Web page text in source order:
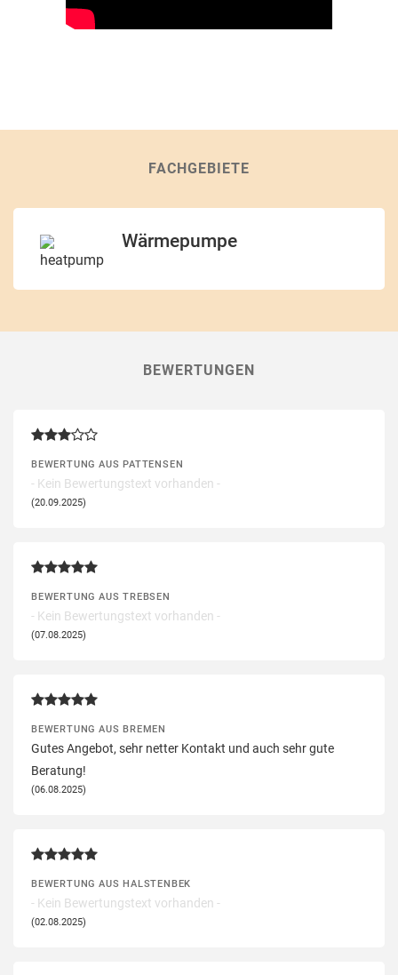
FACHGEBIETE
Wärmepumpe
BEWERTUNGEN
BEWERTUNG AUS PATTENSEN
- Kein Bewertungstext vorhanden -
(20.09.2025)
BEWERTUNG AUS TREBSEN
- Kein Bewertungstext vorhanden -
(07.08.2025)
BEWERTUNG AUS BREMEN
Gutes Angebot, sehr netter Kontakt und auch sehr gute
Beratung!
(06.08.2025)
BEWERTUNG AUS HALSTENBEK
- Kein Bewertungstext vorhanden -
(02.08.2025)